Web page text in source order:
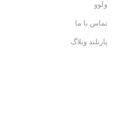
ولوو
تماس با ما
پارتلند وبلاگ